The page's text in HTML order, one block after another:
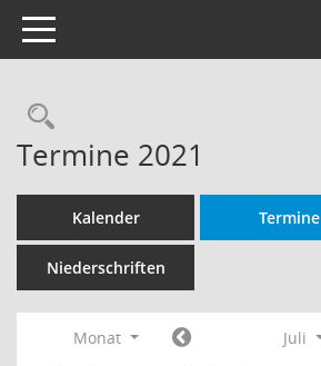
Toggle navigation
Rechercheauswahl
Termine 2021
Kalender Termine
Niederschriften
Monat Juli